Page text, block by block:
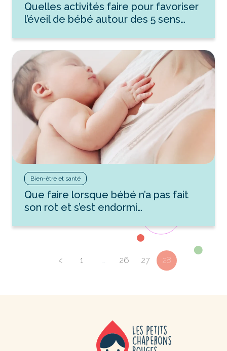
Quelles activités faire pour favoriser
l’éveil de bébé autour des 5 sens…
Bien-être et santé
Que faire lorsque bébé n’a pas fait
son rot et s’est endormi…
< 1 … 26 27 28